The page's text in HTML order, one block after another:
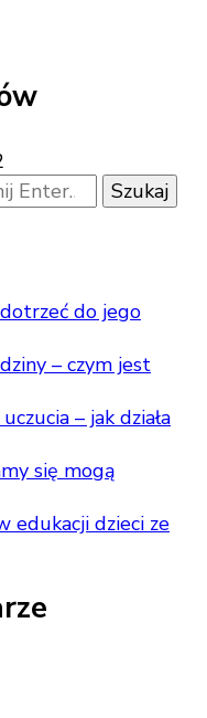
do jego
– czym jest
– jak działa
się mogą
edukacji dzieci ze